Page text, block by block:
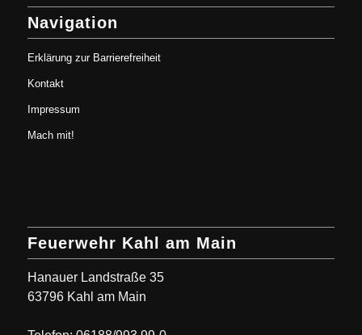
Navigation
Erklärung zur Barrierefreiheit
Kontakt
Impressum
Mach mit!
Feuerwehr Kahl am Main
Hanauer Landstraße 35
63796 Kahl am Main